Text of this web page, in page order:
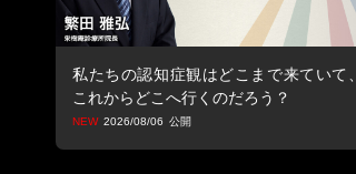
私たちの認知症観はどこまで来ていて、
これからどこへ行くのだろう？
2026/08/06